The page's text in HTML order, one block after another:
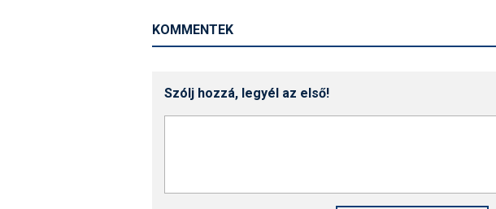
KOMMENTEK
Szólj hozzá, legyél az első!